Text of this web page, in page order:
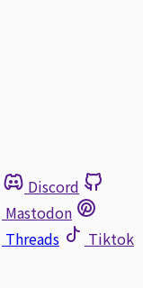
Discord
Mastodon
Threads
Tiktok